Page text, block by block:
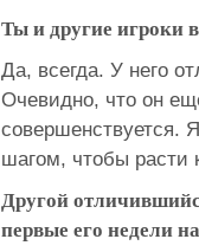
Ты и другие игроки
Да, всегда. У него
Очевидно, что он
совершенствуется.
шагом, чтобы расти
Другой
первые его недели